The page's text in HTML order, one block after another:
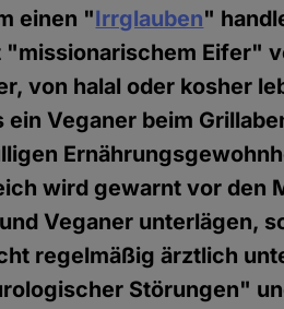
einen "Irrglauben"
"missionarischem Eifer"
von halal oder kosher
ein Veganer beim
wird gewarnt vor den
Veganer unterlägen,
regelmäßig ärztlich
Störungen"